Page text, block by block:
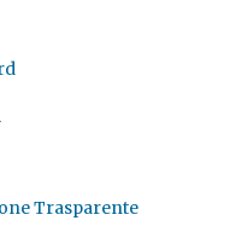
Trasparente